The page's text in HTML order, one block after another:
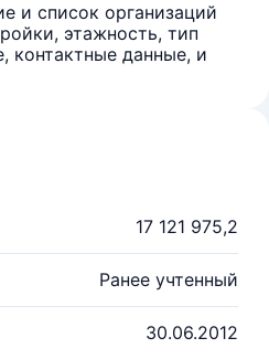
и список организаций
этажность, тип
контактные данные, и
17 121 975,2
Ранее учтенный
30.06.2012